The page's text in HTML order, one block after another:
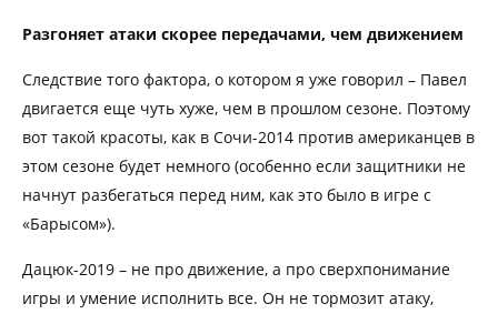
Разгоняет атаки скорее передачами, чем движением
Следствие того фактора, о котором я уже говорил – Павел
двигается еще чуть хуже, чем в прошлом сезоне. Поэтому
вот такой красоты, как в Сочи-2014 против американцев в
этом сезоне будет немного (особенно если защитники не
начнут разбегаться перед ним, как это было в игре с
«Барысом»).
Дацюк-2019 – не про движение, а про сверхпонимание
игры и умение исполнить все. Он не тормозит атаку,